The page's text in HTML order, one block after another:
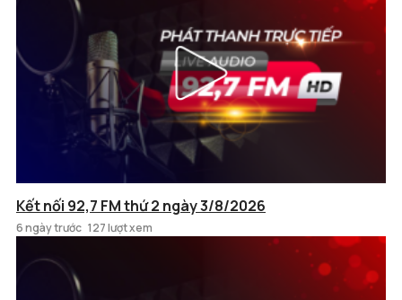
Kết nối 92,7 FM thứ 2 ngày 3/8/2026
6 ngày trước 127 lượt xem